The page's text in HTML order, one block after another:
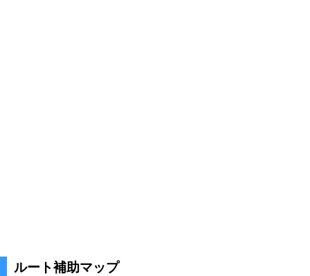
ルート補助マップ